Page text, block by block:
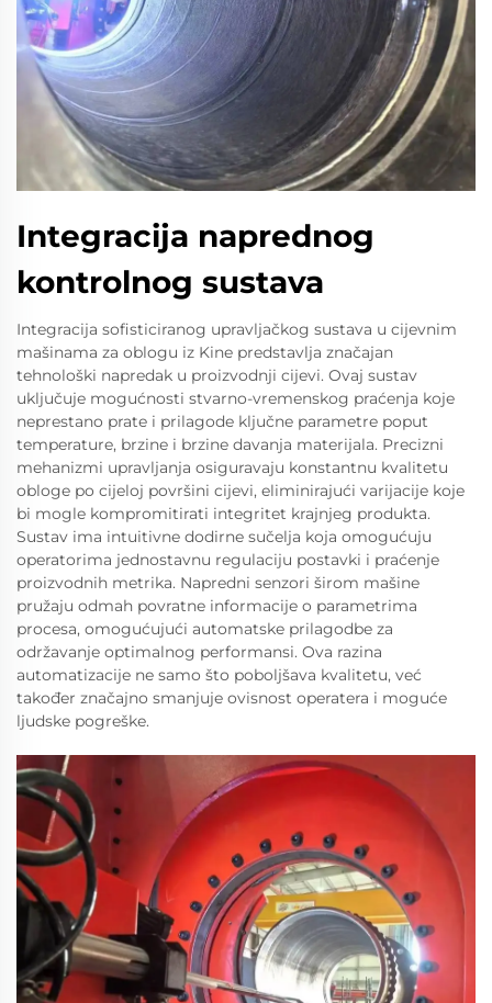
Integracija naprednog
kontrolnog sustava
Integracija sofisticiranog upravljačkog sustava u cijevnim
mašinama za oblogu iz Kine predstavlja značajan
tehnološki napredak u proizvodnji cijevi. Ovaj sustav
uključuje mogućnosti stvarno-vremenskog praćenja koje
neprestano prate i prilagode ključne parametre poput
temperature, brzine i brzine davanja materijala. Precizni
mehanizmi upravljanja osiguravaju konstantnu kvalitetu
obloge po cijeloj površini cijevi, eliminirajući varijacije koje
bi mogle kompromitirati integritet krajnjeg produkta.
Sustav ima intuitivne dodirne sučelja koja omogućuju
operatorima jednostavnu regulaciju postavki i praćenje
proizvodnih metrika. Napredni senzori širom mašine
pružaju odmah povratne informacije o parametrima
procesa, omogućujući automatske prilagodbe za
održavanje optimalnog performansi. Ova razina
automatizacije ne samo što poboljšava kvalitetu, već
također značajno smanjuje ovisnost operatera i moguće
ljudske pogreške.